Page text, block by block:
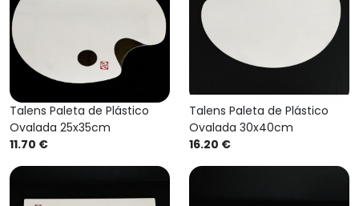
Talens Paleta de Plástico
Ovalada 25x35cm
11.70 €
Talens Paleta de Plástico
Ovalada 30x40cm
16.20 €